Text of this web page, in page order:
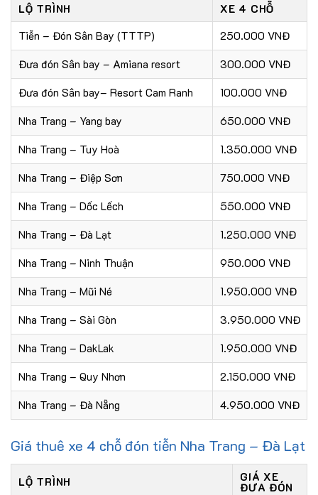
LỘ TRÌNH
XE 4 CHỖ
Tiễn – Đón Sân Bay (TTTP)
250.000 VNĐ
Đưa đón Sân bay – Amiana resort
300.000 VNĐ
Đưa đón Sân bay– Resort Cam Ranh
100.000 VNĐ
Nha Trang – Yang bay
650.000 VNĐ
Nha Trang – Tuy Hoà
1.350.000 VNĐ
Nha Trang – Điệp Sơn
750.000 VNĐ
Nha Trang – Dốc Lếch
550.000 VNĐ
Nha Trang – Đà Lạt
1.250.000 VNĐ
Nha Trang – Ninh Thuận
950.000 VNĐ
Nha Trang – Mũi Né
1.950.000 VNĐ
Nha Trang – Sài Gòn
3.950.000 VNĐ
Nha Trang – DakLak
1.950.000 VNĐ
Nha Trang – Quy Nhơn
2.150.000 VNĐ
Nha Trang – Đà Nẵng
4.950.000 VNĐ
Giá thuê xe 4 chỗ đón tiễn Nha Trang – Đà Lạt
LỘ TRÌNH GIÁ XE
ĐƯA ĐÓN